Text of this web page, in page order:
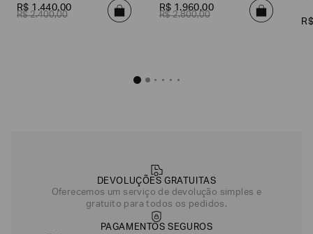
R$ 1 .440,00
R$ 2.400,00
R$ 1 .960,00
R$ 2.800,00
DEVOLUÇÕES GRATUITAS
Oferecemos um serviço de devolução simples e
gratuito para todos os pedidos.
PAGAMENTOS SEGUROS